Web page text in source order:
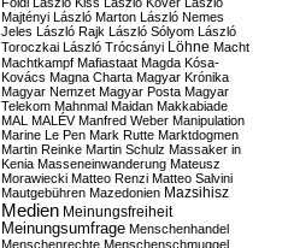
Majtényi László Marton László Nemes
Jeles László Rajk László Sólyom László
Toroczkai László Trócsányi Löhne Macht
Machtkampf Mafiastaat Magda Kósa-
Kovács Magna Charta Magyar Krónika
Magyar Nemzet Magyar Posta Magyar
Telekom Mahnmal Maidan Makkabiade
MAL MALÉV Manfred Weber Manipulation
Marine Le Pen Mark Rutte Marktdogmen
Martin Reinke Martin Schulz Massaker in
Kenia Masseneinwanderung Mateusz
Morawiecki Matteo Renzi Matteo Salvini
Mautgebühren Mazedonien Mazsihisz
Medien Meinungsfreiheit
Meinungsumfrage Menschenhandel
Menschenrechte Menschenschmuggel